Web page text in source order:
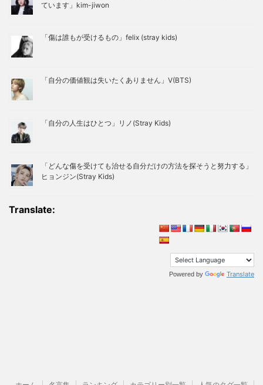
ています」kim-jiwon
「傷は誰もが受けるもの」felix (stray kids)
「自分の価値観は失いたくありません」V(BTS)
「自分の人生はひとつ」リノ(Stray Kids)
「どんな傷を受けても治せる自分だけの方法を探そうと努力する」
ヒョンジン(Stray Kids)
Translate:
Powered by Translate